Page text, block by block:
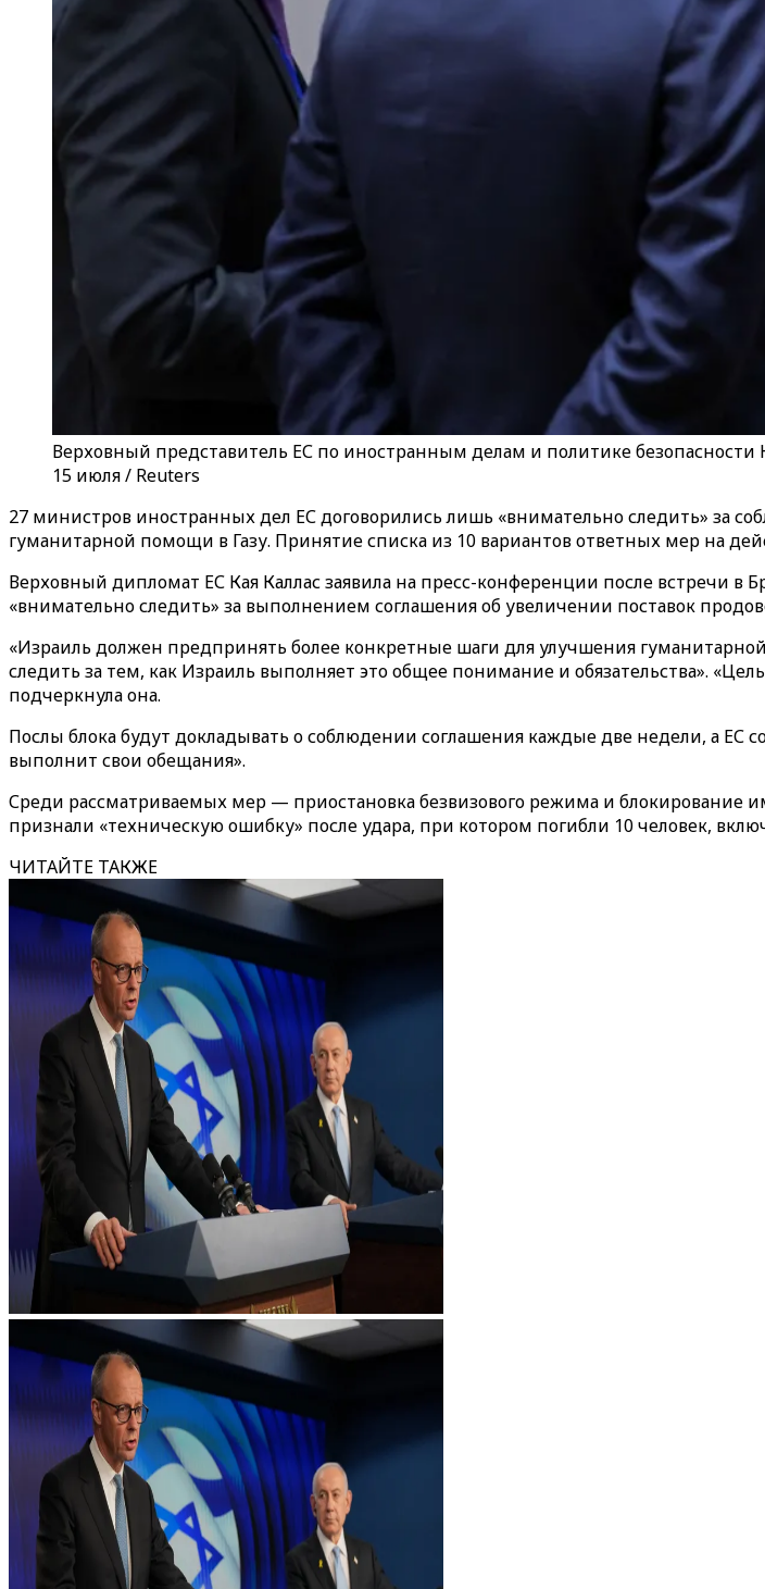
Верховный представитель ЕС по иностранным делам и политике
15 июля / Reuters
27 министров иностранных дел ЕС договорились лишь «внимательно следить» за
гуманитарной помощи в Газу. Принятие списка из 10 вариантов ответных мер на
Верховный дипломат ЕС Кая Каллас заявила на пресс-конференции после встречи в
«внимательно следить» за выполнением соглашения об увеличении поставок
«Израиль должен предпринять более конкретные шаги для улучшения
следить за тем, как Израиль выполняет это общее понимание и обязательства».
подчеркнула она.
Послы блока будут докладывать о соблюдении соглашения каждые две недели, а ЕС
выполнит свои обещания».
Среди рассматриваемых мер — приостановка безвизового режима и блокирование
признали «техническую ошибку» после удара, при котором погибли 10 человек,
ЧИТАЙТЕ ТАКЖЕ